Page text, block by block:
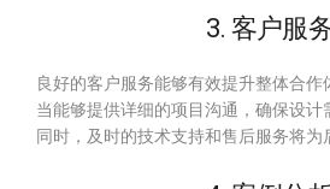
3. 客户服
良好的客户服务能够有效提升整体合作
当能够提供详细的项目沟通，确保设计
同时，及时的技术支持和售后服务将为